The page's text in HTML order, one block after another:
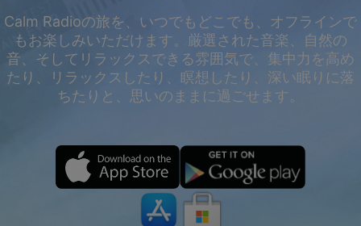
Calm Radioの旅を、いつでもどこでも、オフラインで
もお楽しみいただけます。厳選された音楽、自然の
音、そしてリラックスできる雰囲気で、集中力を高め
たり、リラックスしたり、瞑想したり、深い眠りに落
ちたりと、思いのままに過ごせます。